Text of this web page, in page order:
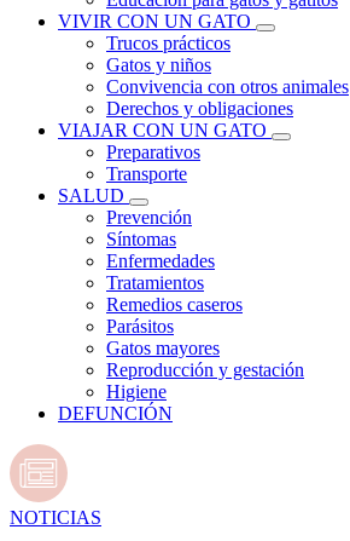
VIVIR CON UN GATO
Trucos prácticos
Gatos y niños
Convivencia con otros animales
Derechos y obligaciones
VIAJAR CON UN GATO
Preparativos
Transporte
SALUD
Prevención
Síntomas
Enfermedades
Tratamientos
Remedios caseros
Parásitos
Gatos mayores
Reproducción y gestación
Higiene
DEFUNCIÓN
NOTICIAS